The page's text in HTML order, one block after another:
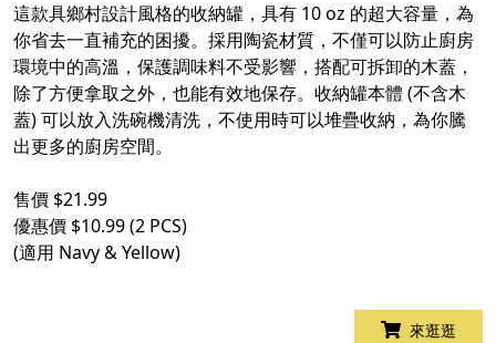
這款具鄉村設計風格的收納罐，具有 10 oz 的超大容量，為
你省去一直補充的困擾。採用陶瓷材質，不僅可以防止廚房
環境中的高溫，保護調味料不受影響，搭配可拆卸的木蓋，
除了方便拿取之外，也能有效地保存。收納罐本體 (不含木
蓋) 可以放入洗碗機清洗，不使用時可以堆疊收納，為你騰
出更多的廚房空間。
售價 $21.99
優惠價 $10.99 (2 PCS)
(適用 Navy & Yellow)
來逛逛